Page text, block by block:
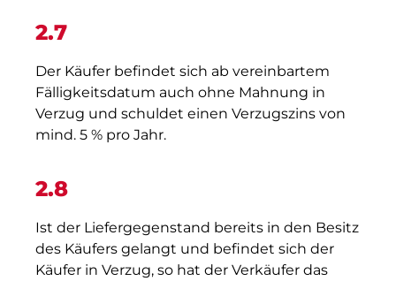
2.7
Der Käufer befindet sich ab vereinbartem
Fälligkeitsdatum auch ohne Mahnung in
Verzug und schuldet einen Verzugszins von
mind. 5 % pro Jahr.
2.8
Ist der Liefergegenstand bereits in den Besitz
des Käufers gelangt und befindet sich der
Käufer in Verzug, so hat der Verkäufer das